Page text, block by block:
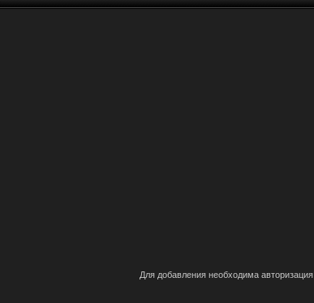
Для добавления необходима авторизация